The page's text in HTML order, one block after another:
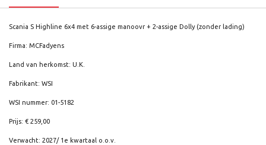
Scania S Highline 6x4 met 6-assige manoovr + 2-assige Dolly (zonder lading)
Firma: MCFadyens
Land van herkomst: U.K.
Fabrikant: WSI
WSI nummer: 01-5182
Prijs: € 259,00
Verwacht: 2027/ 1e kwartaal o.o.v.